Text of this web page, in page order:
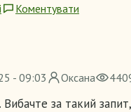
Коментувати
- 09:03 Оксана
за такий